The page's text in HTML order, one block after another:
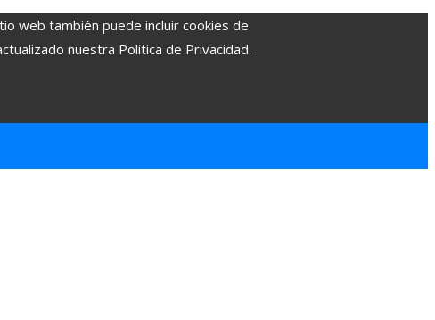
web también puede incluir cookies de
nuestra Política de Privacidad.